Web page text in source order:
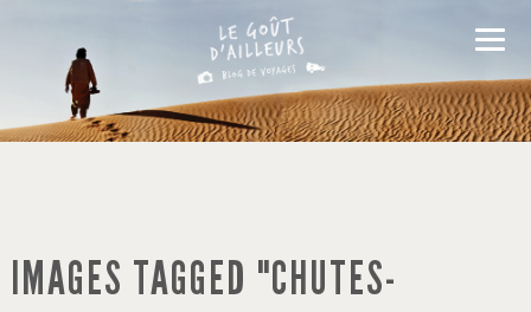
IMAGES TAGGED "CHUTES-